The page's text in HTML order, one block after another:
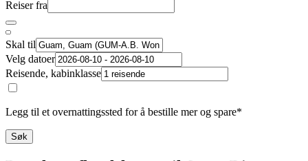
Reiser fra
Skal til
Velg datoer
Reisende, kabinklasse
Legg til et overnattingssted for å bestille mer og spare*
Søk